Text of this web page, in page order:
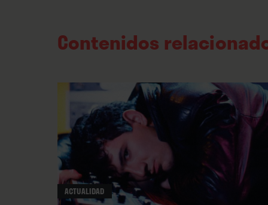
Contenidos
ACTUALIDAD